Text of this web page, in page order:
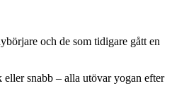
och de som tidigare gått en
snabb – alla utövar yogan efter